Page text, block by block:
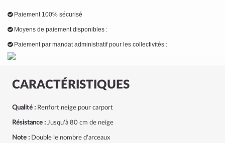
CARACTÉRISTIQUES
Qualité : Renfort neige pour carport
Résistance : Jusqu'à 80 cm de neige
Note : Double le nombre d'arceaux
Paiement 100% sécurisé
Moyens de paiement disponibles :
Paiement par mandat administratif pour les collectivités :